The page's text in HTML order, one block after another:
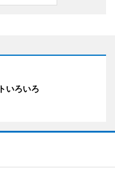
いろいろ